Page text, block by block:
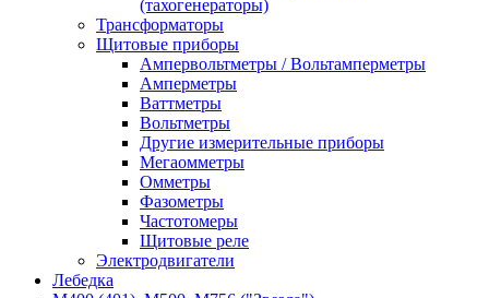
(тахогенераторы)
Трансформаторы
Щитовые приборы
Ампервольтметры / Вольтамперметры
Амперметры
Ваттметры
Вольтметры
Другие измерительные приборы
Мегаомметры
Омметры
Фазометры
Частотомеры
Щитовые реле
Электродвигатели
Лебедка